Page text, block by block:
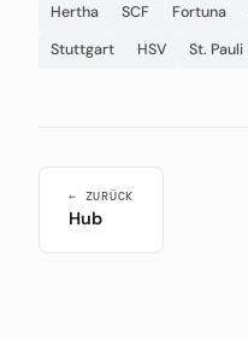
Hertha
SCF Fortuna
Stuttgart
HSV St. Pauli
← ZURÜCK
Hub